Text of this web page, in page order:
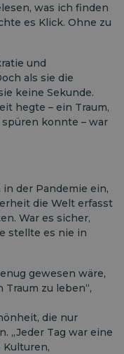
was ich finden
es Klick. Ohne zu
und
als sie die
keine Sekunde.
hegte – ein Traum,
konnte – war
der Pandemie ein,
die Welt erfasst
War es sicher,
stellte es nie in
gewesen wäre,
zu leben“,
die nur
„Jeder Tag war eine
Kulturen,